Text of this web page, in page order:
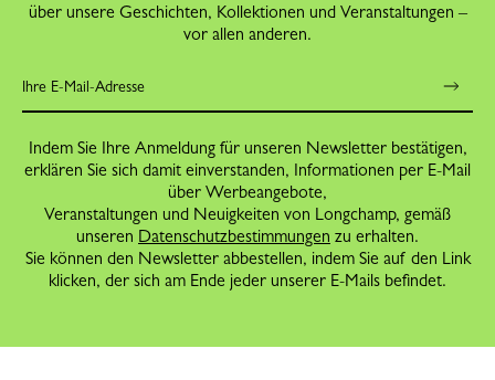
über unsere Geschichten, Kollektionen und Veranstaltungen –
vor allen anderen.
Indem Sie Ihre Anmeldung für unseren Newsletter bestätigen,
erklären Sie sich damit einverstanden, Informationen per E-Mail
über Werbeangebote,
Veranstaltungen und Neuigkeiten von Longchamp, gemäß
unseren Datenschutzbestimmungen zu erhalten.
Sie können den Newsletter abbestellen, indem Sie auf den Link
klicken, der sich am Ende jeder unserer E-Mails befindet.